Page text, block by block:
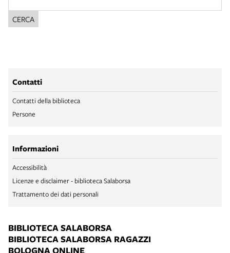
CERCA
Contatti
Contatti della biblioteca
Persone
Informazioni
Accessibilità
Licenze e disclaimer - biblioteca Salaborsa
Trattamento dei dati personali
BIBLIOTECA SALABORSA
BIBLIOTECA SALABORSA RAGAZZI
BOLOGNA ONLINE